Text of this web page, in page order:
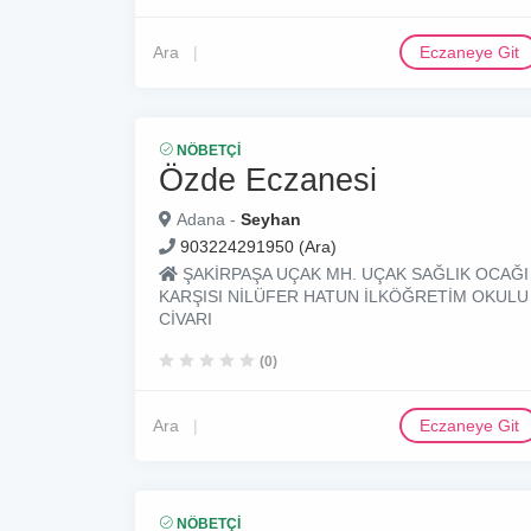
Ara Eczaneye Git
NÖBETÇI
Özde Eczanesi
Adana - Seyhan
903224291950 (Ara)
ŞAKİRPAŞA UÇAK MH. UÇAK SAĞLIK OCAĞI
KARŞISI NİLÜFER HATUN İLKÖĞRETİM OKULU
CİVARI
(0)
Ara Eczaneye Git
NÖBETÇI